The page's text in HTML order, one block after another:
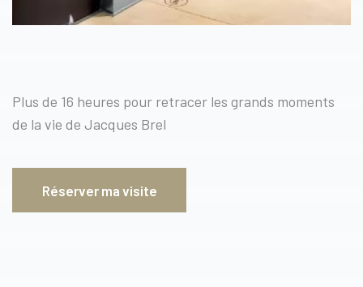
Plus de 16 heures pour retracer les grands moments
de la vie de Jacques Brel
Réserver ma visite